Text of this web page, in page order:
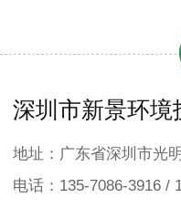
深圳市新景环境
地址：广东省深圳市光
电话：135-7086-3916 /